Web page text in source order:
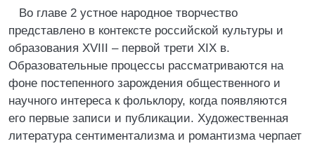
Во главе 2 устное народное творчество
представлено в контексте российской культуры и
образования XVIII – первой трети XIX в.
Образовательные процессы рассматриваются на
фоне постепенного зарождения общественного и
научного интереса к фольклору, когда появляются
его первые записи и публикации. Художественная
литература сентиментализма и романтизма черпает